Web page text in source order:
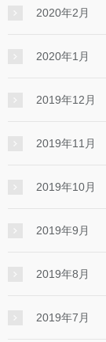
2020年2月
2020年1月
2019年12月
2019年11月
2019年10月
2019年9月
2019年8月
2019年7月